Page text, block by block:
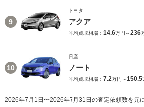
9
トヨタ
アクア
平均買取相場： 14.6万円～236
10
日産
ノート
平均買取相場： 7.2万円～150.5
2026年7月1日〜2026年7月31日の査定依頼数を元に